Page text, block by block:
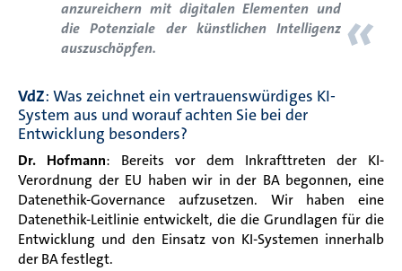
anzureichern mit digitalen Elementen und
die Potenziale der künstlichen Intelligenz
auszuschöpfen.
«
VdZ: Was zeichnet ein vertrauenswürdiges KI-
System aus und worauf achten Sie bei der
Entwicklung besonders?
Dr. Hofmann: Bereits vor dem Inkrafttreten der KI-
Verordnung der EU haben wir in der BA begonnen, eine
Datenethik-Governance aufzusetzen. Wir haben eine
Datenethik-Leitlinie entwickelt, die die Grundlagen für die
Entwicklung und den Einsatz von KI-Systemen innerhalb
der BA festlegt.